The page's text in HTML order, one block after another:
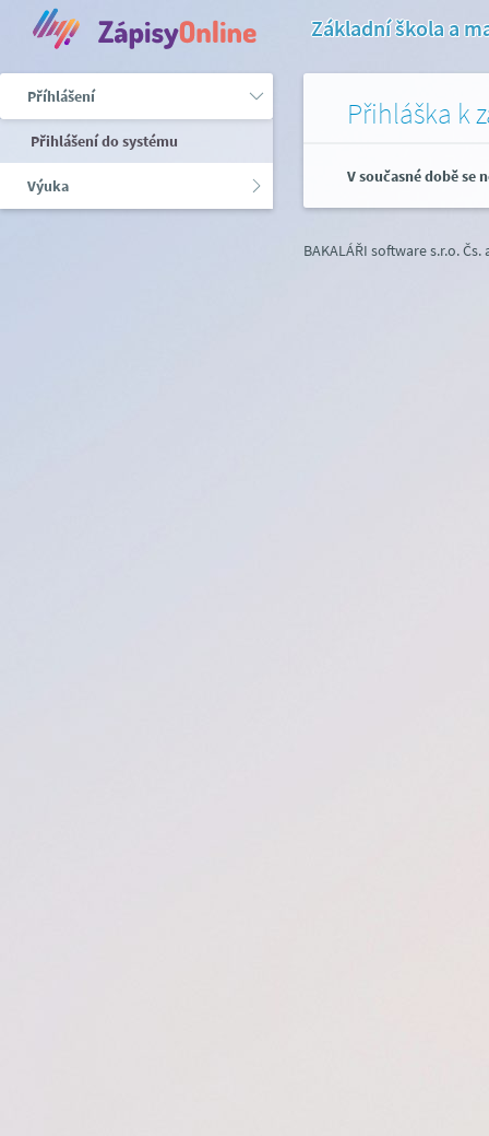
Základní škola a
Příhlášení
Přihlášení do systému
Výuka
Přihláška k
V současné době se
BAKALÁŘI software s.r.o.Čs.